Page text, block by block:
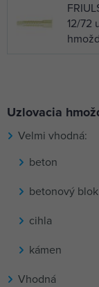
12/72
golier
Uzlovacia
Velmi vhodná:
beton
betonový blok
cihla
kámen
Vhodná